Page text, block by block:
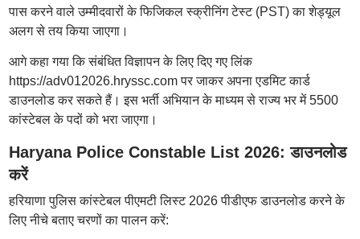
पास करने वाले उम्मीदवारों के फिजिकल स्क्रीनिंग टेस्ट (PST) का शेड्यूल
अलग से तय किया जाएगा।
आगे कहा गया कि संबंधित विज्ञापन के लिए दिए गए लिंक
https://adv012026.hryssc.com पर जाकर अपना एडमिट कार्ड
डाउनलोड कर सकते हैं। इस भर्ती अभियान के माध्यम से राज्य भर में 5500
कांस्टेबल के पदों को भरा जाएगा।
Haryana Police Constable List 2026: डाउनलोड
करें
हरियाणा पुलिस कांस्टेबल पीएमटी लिस्ट 2026 पीडीएफ डाउनलोड करने के
लिए नीचे बताए चरणों का पालन करें: